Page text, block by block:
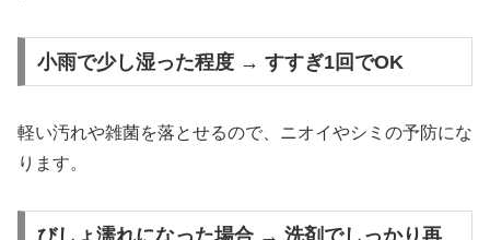
小雨で少し湿った程度 → すすぎ1回でOK
軽い汚れや雑菌を落とせるので、ニオイやシミの予防にな
ります。